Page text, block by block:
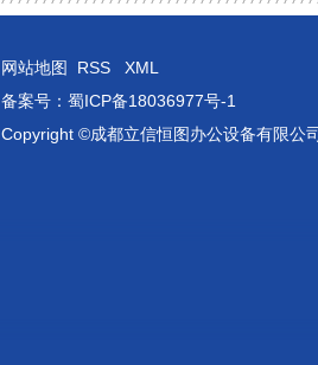
网站地图 RSS
XML
备案号： 蜀ICP备18036977号-1
Copyright ©成都立信恒图办公设备有限公